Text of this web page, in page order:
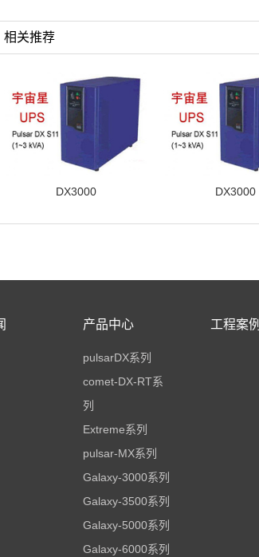
相关推荐
DX3000 DX3000
产品中心
pulsarDX系列
comet-DX-RT系
列
Extreme系列
pulsar-MX系列
Galaxy-3000系列
Galaxy-3500系列
Galaxy-5000系列
Galaxy-6000系列
工程案例